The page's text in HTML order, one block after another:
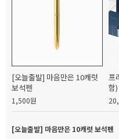
[오늘출발] 마음만은 10캐럿
보석펜
1,500원
프
함)
[오늘출발] 마음만은 10캐럿 보석펜